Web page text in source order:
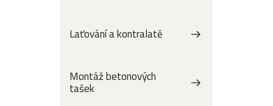
Laťování a kontralatě
Montáž betonových
tašek